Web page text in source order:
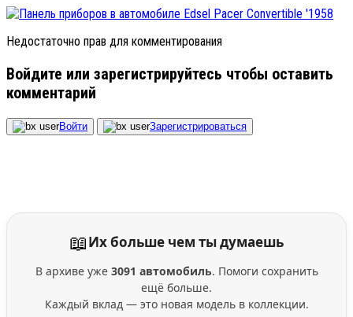
Недостаточно прав для комментирования
Войдите или зарегистрируйтесь чтобы оставить
комментарий
Войти Зарегистрироваться
📖Их больше чем ты думаешь
В архиве уже 3091 автомобиль. Помоги сохранить
ещё больше.
Каждый вклад — это новая модель в коллекции.